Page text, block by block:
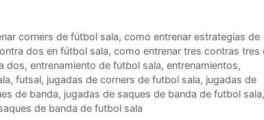
corners de fútbol sala, como entrenar estrategias de
dos en fútbol sala, como entrenar tres contras tres
dos, entrenamiento de futbol sala, entrenamientos,
, futsal, jugadas de corners de futbol sala, jugadas de
de banda, jugadas de saques de banda de futbol sala,
de banda de futbol sala